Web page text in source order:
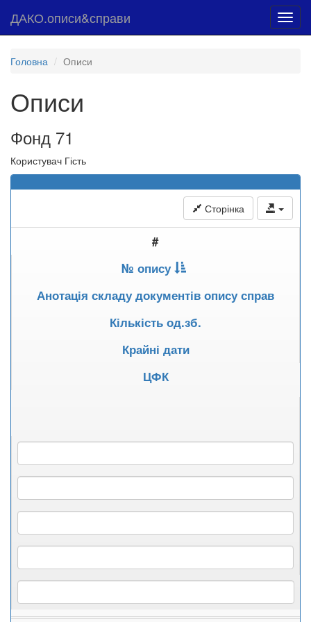
ДАКО.описи&справи
Головна Описи
Описи
Фонд 71
Користувач Гість
Сторінка
#
№ опису
Анотація складу документів опису справ
Кількість од.зб.
Крайні дати
ЦФК